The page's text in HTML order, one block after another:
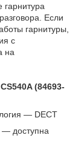
гарнитура
Если
гарнитуры,
с
на
(84693-
— DECT
— доступна